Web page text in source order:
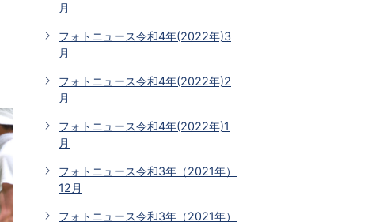
月
フォトニュース令和4年(2022年)3
月
フォトニュース令和4年(2022年)2
月
フォトニュース令和4年(2022年)1
月
フォトニュース令和3年（2021年）
12月
フォトニュース令和3年（2021年）